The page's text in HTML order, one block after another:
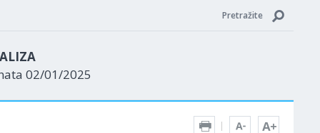
Pretražite
02/01/2025